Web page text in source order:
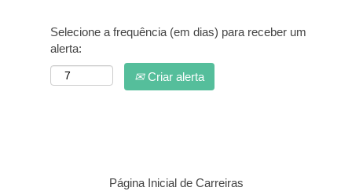
Selecione a frequência (em dias) para receber um
alerta:
Criar alerta
Página Inicial de Carreiras